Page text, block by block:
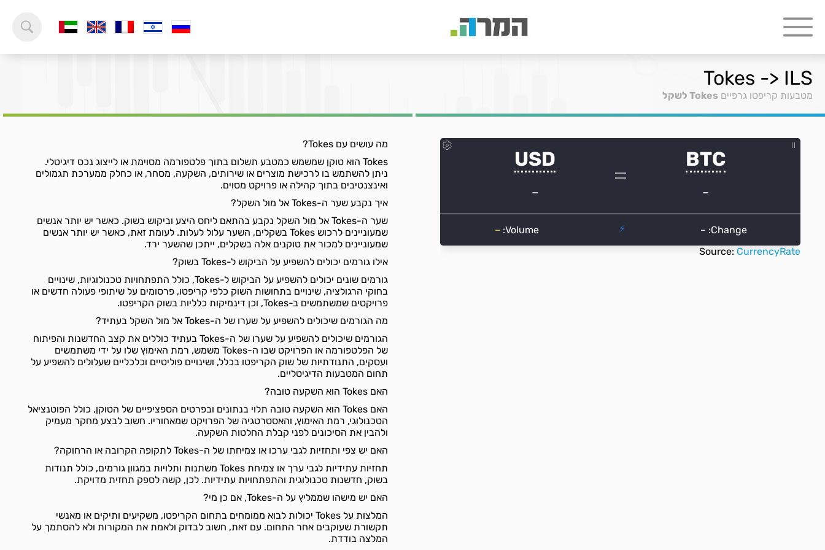
Tokes -> ILS
מטבעות קריפטו גרפיים Tokes לשקל
Source: CurrencyRate
מה עושים עם Tokes?
Tokes הוא טוקן שמשמש כמטבע תשלום בתוך פלטפורמה מסוימת או לייצוג נכס דיגיטלי.
ניתן להשתמש בו לרכישת מוצרים או שירותים, השקעה, מסחר, או כחלק ממערכת תגמולים
ואינצנטיבים בתוך קהילה או פרויקט מסוים.
איך נקבע שער ה-Tokes אל מול השקל?
שער ה-Tokes אל מול השקל נקבע בהתאם ליחס היצע וביקוש בשוק. כאשר יש יותר אנשים
שמעוניינים לרכוש Tokes בשקלים, השער עלול לעלות. לעומת זאת, כאשר יש יותר אנשים
שמעוניינים למכור את טוקנים אלה בשקלים, ייתכן שהשער ירד.
אילו גורמים יכולים להשפיע על הביקוש ל-Tokes בשוק?
גורמים שונים יכולים להשפיע על הביקוש ל-Tokes, כולל התפתחויות טכנולוגיות, שינויים
בחוקי הרגולציה, שינויים בתחושות השוק כלפי קריפטו, פרסומים על שיתופי פעולה חדשים או
פרויקטים שמשתמשים ב-Tokes, וכן דינמיקות כלליות בשוק הקריפטו.
מה הגורמים שיכולים להשפיע על שערו של ה-Tokes אל מול השקל בעתיד?
הגורמים שיכולים להשפיע על שערו של ה-Tokes בעתיד כוללים את קצב החדשנות והפיתוח
של הפלטפורמה או הפרויקט שבו ה-Tokes משמש, רמת האימוץ שלו על ידי משתמשים
ועסקים, התנודתיות של שוק הקריפטו בכלל, ושינויים פוליטיים וכלכליים שעלולים להשפיע על
תחום המטבעות הדיגיטליים.
האם Tokes הוא השקעה טובה?
האם Tokes הוא השקעה טובה תלוי בנתונים ובפרטים הספציפיים של הטוקן, כולל הפוטנציאל
הטכנולוגי, רמת האימוץ, והאסטרטגיה של הפרויקט שמאחוריו. חשוב לבצע מחקר מעמיק
ולהבין את הסיכונים לפני קבלת החלטות השקעה.
האם יש צפי ותחזיות לגבי ערכו או צמיחתו של ה-Tokes לתקופה הקרובה או הרחוקה?
תחזיות עתידיות לגבי ערך או צמיחת Tokes משתנות ותלויות במגוון גורמים, כולל תנודות
בשוק, חדשנות טכנולוגית והתפתחויות עתידיות. לכן, קשה לספק תחזית מדויקת.
האם יש מישהו שממליץ על ה-Tokes, אם כן מי?
המלצות על Tokes יכולות לבוא ממומחים בתחום הקריפטו, משקיעים ותיקים או מאנשי
תקשורת שעוקבים אחר התחום. עם זאת, חשוב לבדוק ולאמת את המקורות ולא להסתמך על
המלצה בודדת.